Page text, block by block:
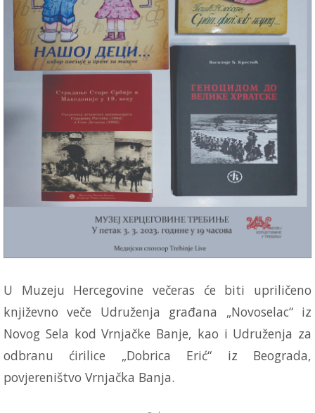
U Muzeju Hercegovine večeras će biti upriličeno
književno veče Udruženja građana „Novoselac“ iz
Novog Sela kod Vrnjačke Banje, kao i Udruženja za
odbranu ćirilice „Dobrica Erić“ iz Beograda,
povjereništvo Vrnjačka Banja.